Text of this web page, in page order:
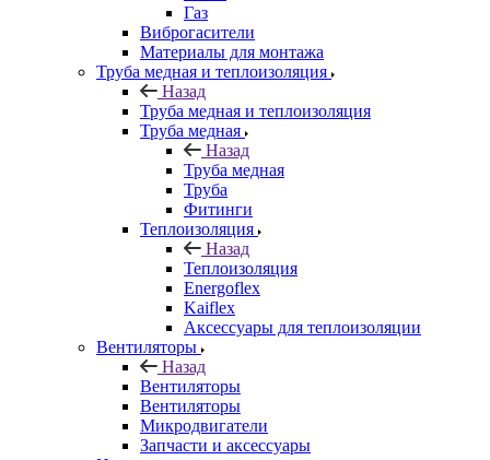
Газ
Виброгасители
Материалы для монтажа
Труба медная и теплоизоляция
Назад
Труба медная и теплоизоляция
Труба медная
Назад
Труба медная
Труба
Фитинги
Теплоизоляция
Назад
Теплоизоляция
Energoflex
Kaiflex
Аксессуары для теплоизоляции
Вентиляторы
Назад
Вентиляторы
Вентиляторы
Микродвигатели
Запчасти и аксессуары